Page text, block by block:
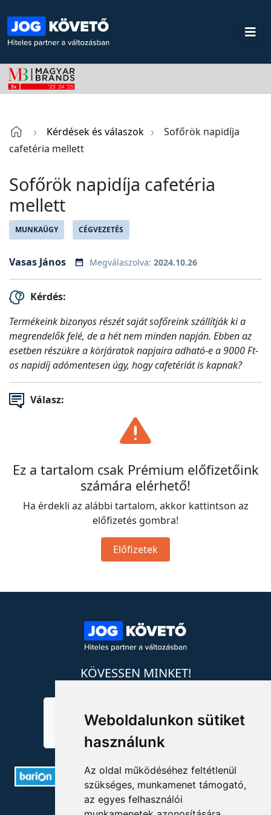
Weboldalunkon sütiket
használunk
Az oldal működéséhez feltétlenül
szükséges, munkamenet támogató,
az egyes felhasználói
Kérdések és válaszok
Sofőrök napidíja
cafetéria mellett
Sofőrök napidíja cafetéria
mellett
MUNKAÜGY CÉGVEZETÉS
Vasas János Megválaszolva: 2024.10.26
Kérdés:
Termékeink bizonyos részét saját sofőreink szállítják ki a
megrendelők felé, de a hét nem minden napján. Ebben az
esetben részükre a körjáratok napjaira adható-e a 9000 Ft-
os napidíj adómentesen úgy, hogy cafetériát is kapnak?
Válasz:
Ez a tartalom csak Prémium előfizetőink
számára elérhető!
Ha érdekli az alábbi tartalom, akkor kattintson az
előfizetés gombra!
Előfizetek
KÖVESSEN MINKET!
ELÉRHETŐSÉGEK